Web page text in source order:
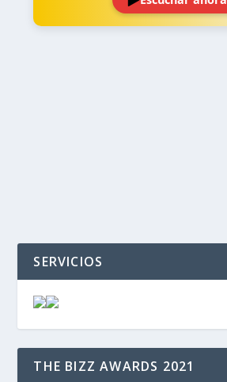
SERVICIOS
THE BIZZ AWARDS 2021